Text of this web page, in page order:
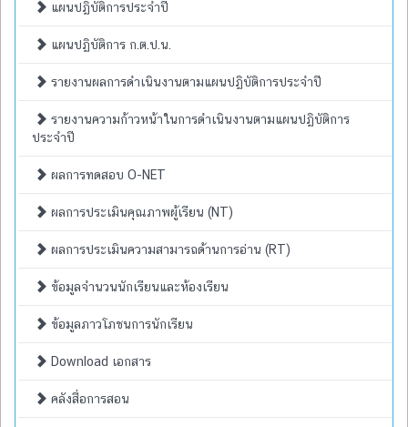
แผนปฏิบัติการประจำปี
แผนปฏิบัติการ ก.ต.ป.น.
รายงานผลการดำเนินงานตามแผนปฏิบัติการประจำปี
รายงานความก้าวหน้าในการดำเนินงานตามแผนปฏิบัติการ
ประจำปี
ผลการทดสอบ O-NET
ผลการประเมินคุณภาพผู้เรียน (NT)
ผลการประเมินความสามารถด้านการอ่าน (RT)
ข้อมูลจำนวนนักเรียนและห้องเรียน
ข้อมูลภาวโภชนการนักเรียน
Download เอกสาร
คลังสื่อการสอน